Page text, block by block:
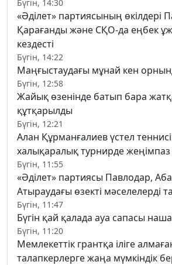
Бүгін, 14:30
«Әділет» партиясының өкілдері
Қарағанды және СҚО-да еңбек
кездесті
Бүгін, 14:22
Маңғыстаудағы мұнай кен
Бүгін, 12:58
Жайық өзенінде батып бара
құтқарылды
Бүгін, 12:21
Алан Құрманғалиев үстел
халықаралық турнирде
Бүгін, 11:55
«Әділет» партиясы Павлодар,
Атыраудағы өзекті мәселелерді
Бүгін, 11:47
Бүгін қай қалада ауа сапасы
Бүгін, 11:20
Мемлекеттік грантқа іліге
талапкерлерге жаңа мүмкіндік